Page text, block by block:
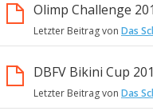
Olimp Challenge
Letzter Beitrag von Das
DBFV Bikini Cup
Letzter Beitrag von Das